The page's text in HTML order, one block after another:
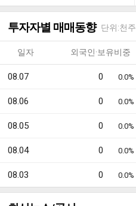
투자자별 매매동향 단위:천주
일자 외국인·보유비중
08.07 0 0.0%
08.06 0 0.0%
08.05 0 0.0%
08.04 0 0.0%
08.03 0 0.0%